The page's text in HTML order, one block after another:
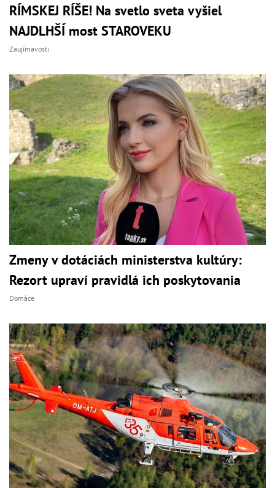
RÍMSKEJ RÍŠE! Na svetlo sveta vyšiel
NAJDLHŠÍ most STAROVEKU
Zaujímavosti
Zmeny v dotáciách ministerstva kultúry:
Rezort upraví pravidlá ich poskytovania
Domáce